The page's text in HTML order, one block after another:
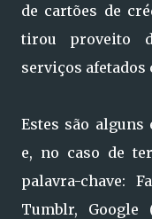
de cartões de
tirou proveito
serviços
Estes são alguns
e, no caso de
palavra-chave:
Tumblr, Google